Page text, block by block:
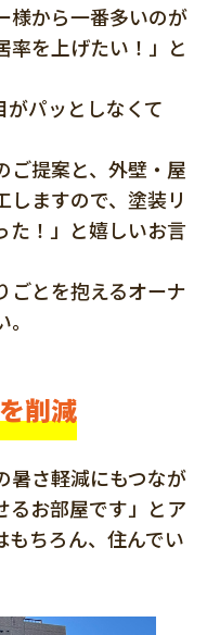
様から一番多いのが
率を上げたい！」と
パッとしなくて
ご提案と、外壁・屋
ますので、塗装リ
た！」と嬉しいお言
ごとを抱えるオーナ
削減
暑さ軽減にもつなが
るお部屋です」とア
もちろん、住んでい